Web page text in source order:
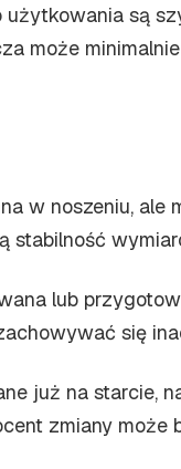
są
może
w noszeniu,
lub
się
już na
zmiany może